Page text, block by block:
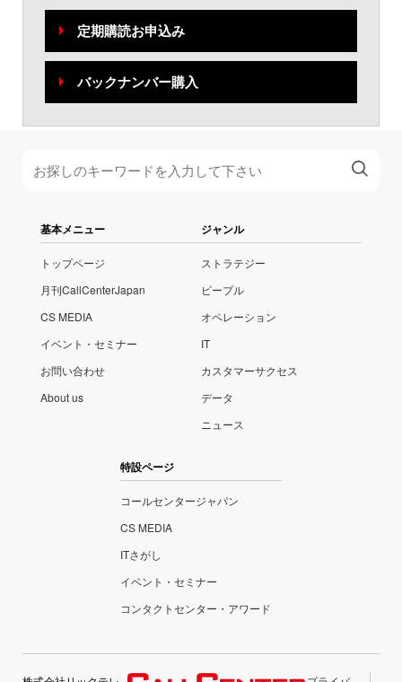
定期購読お申込み
バックナンバー購入
基本メニュー
トップページ
月刊CallCenterJapan
CS MEDIA
イベント・セミナー
お問い合わせ
About us
ジャンル
ストラテジー
ピープル
オペレーション
IT
カスタマーサクセス
データ
ニュース
特設ページ
コールセンタージャパン
CS MEDIA
ITさがし
イベント・セミナー
コンタクトセンター・アワード